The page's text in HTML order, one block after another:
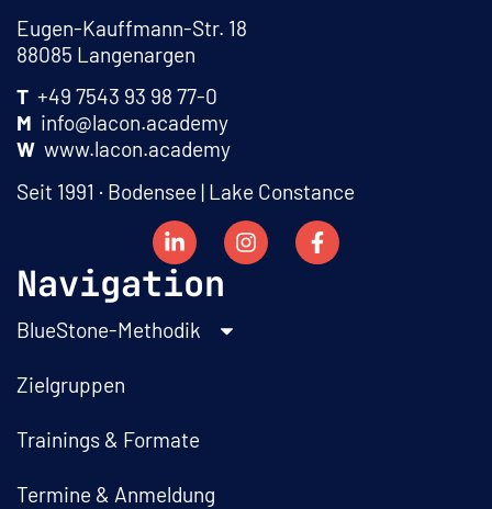
Eugen-Kauffmann-Str. 18
88085 Langenargen
T +49 7543 93 98 77-0
M info@lacon.academy
W www.lacon.academy
Seit 1991 · Bodensee | Lake Constance
Navigation
BlueStone-Methodik
Zielgruppen
Trainings & Formate
Termine & Anmeldung